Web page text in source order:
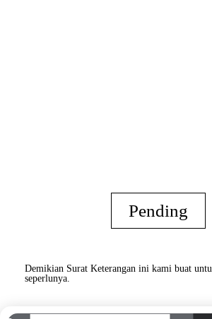
Pending
Demikian Surat Keterangan ini kami buat
seperlunya.